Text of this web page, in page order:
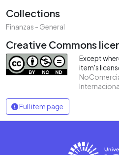
Collections
Finanzas - General
Creative Commons
Except
item's
Full item page